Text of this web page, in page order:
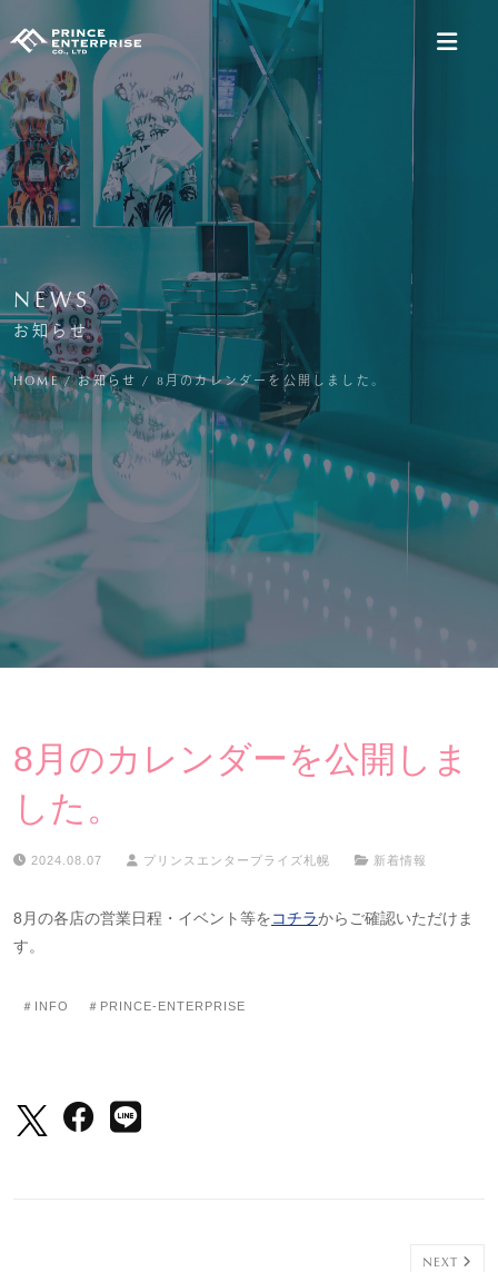
NEWS
お知らせ
HOME/お知らせ / 8月のカレンダーを公開しました。
8月のカレンダーを公開しま
した。
2024.08.07 プリンスエンタープライズ札幌 新着情報
8月の各店の営業日程・イベント等をコチラからご確認いただけま
す。
＃INFO ＃PRINCE-ENTERPRISE
NEXT